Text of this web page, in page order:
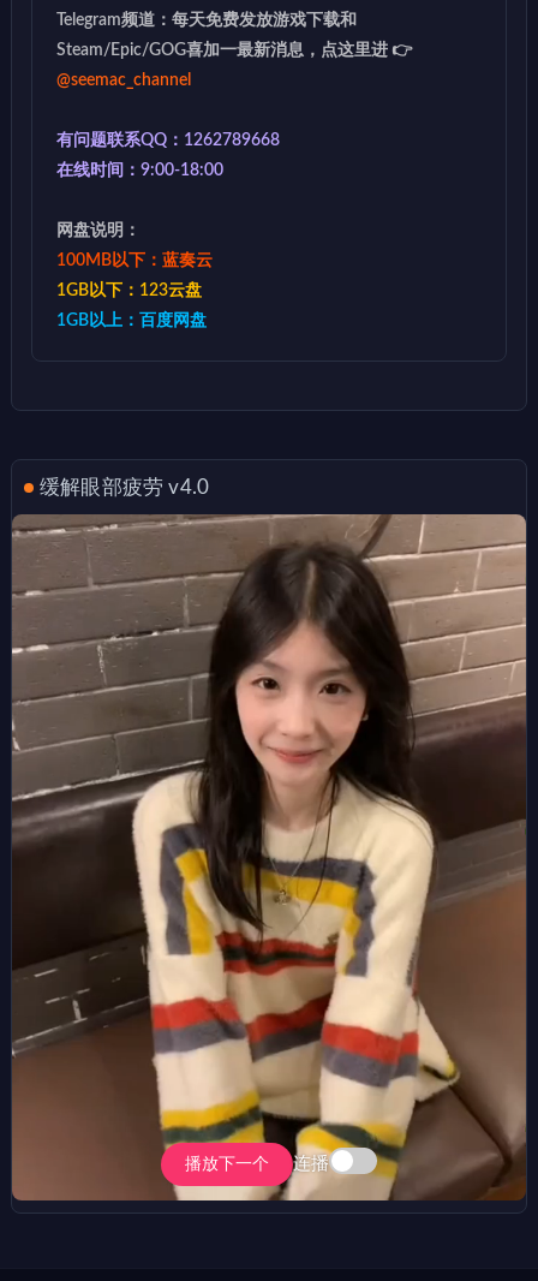
Telegram频道：每天免费发放游戏下载和
Steam/Epic/GOG喜加一最新消息，点这里进 👉
@seemac_channel
有问题联系QQ：1262789668
在线时间：9:00-18:00
网盘说明：
100MB以下：蓝奏云
1GB以下：123云盘
1GB以上：百度网盘
缓解眼部疲劳 v4.0
播放下一个 连播